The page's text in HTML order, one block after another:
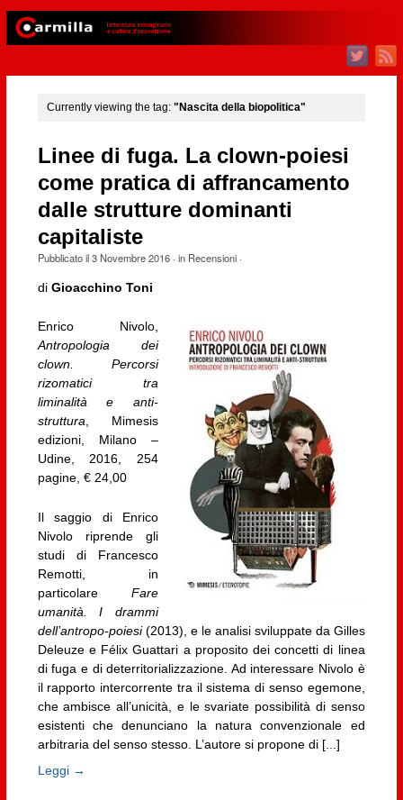
Currently viewing the tag: "Nascita della biopolitica"
Linee di fuga. La clown-poiesi
come pratica di affrancamento
dalle strutture dominanti
capitaliste
Pubblicato il3 Novembre 2016· in Recensioni·
di Gioacchino Toni
Enrico Nivolo,
Antropologia dei
clown. Percorsi
rizomatici tra
liminalità e anti-
struttura, Mimesis
edizioni, Milano –
Udine, 2016, 254
pagine, € 24,00
Il saggio di Enrico
Nivolo riprende gli
studi di Francesco
Remotti, in
particolareFare
umanità. I drammi
dell’antropo-poiesi(2013), e le analisi sviluppate da Gilles
Deleuze e Félix Guattari a proposito dei concetti di linea
di fuga e di deterritorializzazione. Ad interessare Nivolo è
il rapporto intercorrente tra il sistema di senso egemone,
che ambisce all’unicità, e le svariate possibilità di senso
esistenti che denunciano la natura convenzionale ed
arbitraria del senso stesso. L’autore si propone di [...]
Leggi →